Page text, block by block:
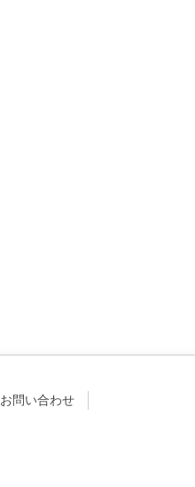
お問い合わせ